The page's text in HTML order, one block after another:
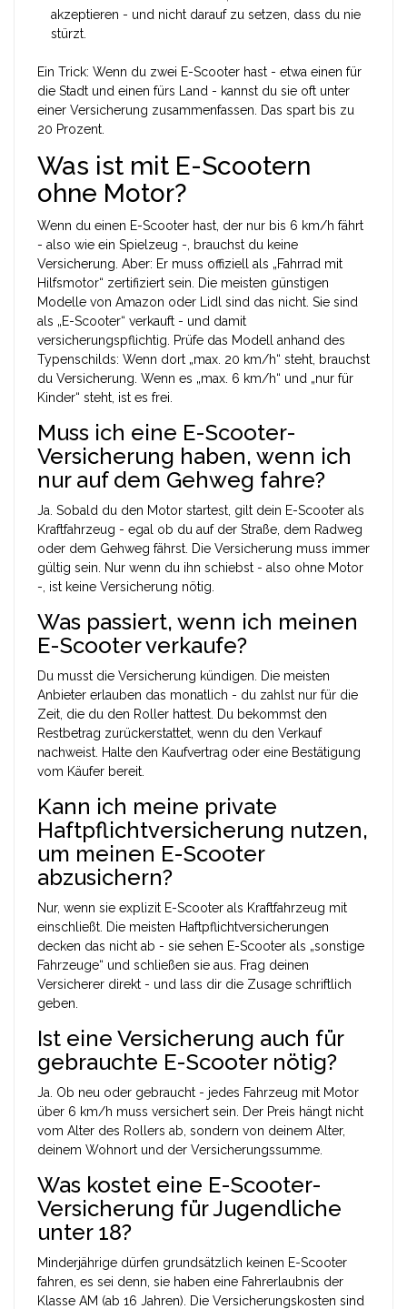
akzeptieren - und nicht darauf zu setzen, dass du nie
stürzt.
Ein Trick: Wenn du zwei E-Scooter hast - etwa einen für
die Stadt und einen fürs Land - kannst du sie oft unter
einer Versicherung zusammenfassen. Das spart bis zu
20 Prozent.
Was ist mit E-Scootern
ohne Motor?
Wenn du einen E-Scooter hast, der nur bis 6 km/h fährt
- also wie ein Spielzeug -, brauchst du keine
Versicherung. Aber: Er muss offiziell als „Fahrrad mit
Hilfsmotor“ zertifiziert sein. Die meisten günstigen
Modelle von Amazon oder Lidl sind das nicht. Sie sind
als „E-Scooter“ verkauft - und damit
versicherungspflichtig. Prüfe das Modell anhand des
Typenschilds: Wenn dort „max. 20 km/h“ steht, brauchst
du Versicherung. Wenn es „max. 6 km/h“ und „nur für
Kinder“ steht, ist es frei.
Muss ich eine E-Scooter-
Versicherung haben, wenn ich
nur auf dem Gehweg fahre?
Ja. Sobald du den Motor startest, gilt dein E-Scooter als
Kraftfahrzeug - egal ob du auf der Straße, dem Radweg
oder dem Gehweg fährst. Die Versicherung muss immer
gültig sein. Nur wenn du ihn schiebst - also ohne Motor
-, ist keine Versicherung nötig.
Was passiert, wenn ich meinen
E-Scooter verkaufe?
Du musst die Versicherung kündigen. Die meisten
Anbieter erlauben das monatlich - du zahlst nur für die
Zeit, die du den Roller hattest. Du bekommst den
Restbetrag zurückerstattet, wenn du den Verkauf
nachweist. Halte den Kaufvertrag oder eine Bestätigung
vom Käufer bereit.
Kann ich meine private
Haftpflichtversicherung nutzen,
um meinen E-Scooter
abzusichern?
Nur, wenn sie explizit E-Scooter als Kraftfahrzeug mit
einschließt. Die meisten Haftpflichtversicherungen
decken das nicht ab - sie sehen E-Scooter als „sonstige
Fahrzeuge“ und schließen sie aus. Frag deinen
Versicherer direkt - und lass dir die Zusage schriftlich
geben.
Ist eine Versicherung auch für
gebrauchte E-Scooter nötig?
Ja. Ob neu oder gebraucht - jedes Fahrzeug mit Motor
über 6 km/h muss versichert sein. Der Preis hängt nicht
vom Alter des Rollers ab, sondern von deinem Alter,
deinem Wohnort und der Versicherungssumme.
Was kostet eine E-Scooter-
Versicherung für Jugendliche
unter 18?
Minderjährige dürfen grundsätzlich keinen E-Scooter
fahren, es sei denn, sie haben eine Fahrerlaubnis der
Klasse AM (ab 16 Jahren). Die Versicherungskosten sind